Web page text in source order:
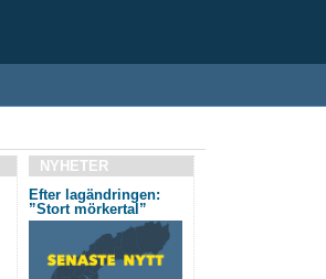
NYHETER
Efter lagändringen:
”Stort mörkertal”